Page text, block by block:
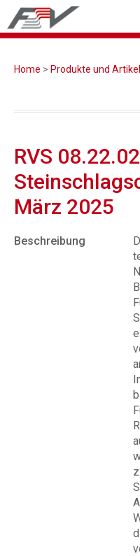
Home > Produkte und
RVS
März 2025
Beschreibung